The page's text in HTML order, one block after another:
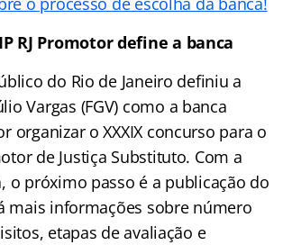
RJ Promotor define a banca
do Rio de Janeiro definiu a
Vargas (FGV) como a banca
organizar o XXXIX concurso para o
de Justiça Substituto. Com a
o próximo passo é a publicação do
mais informações sobre número
etapas de avaliação e